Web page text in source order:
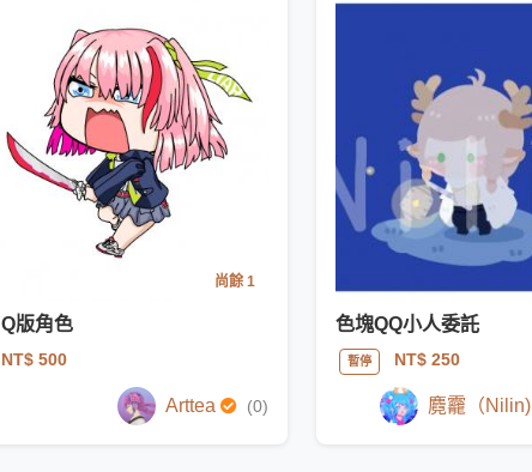
尚餘 1
Q版角色
NT$ 500
Arttea (0)
色塊QQ小人委託
暫停 NT$ 250
麑龗（Nilin)